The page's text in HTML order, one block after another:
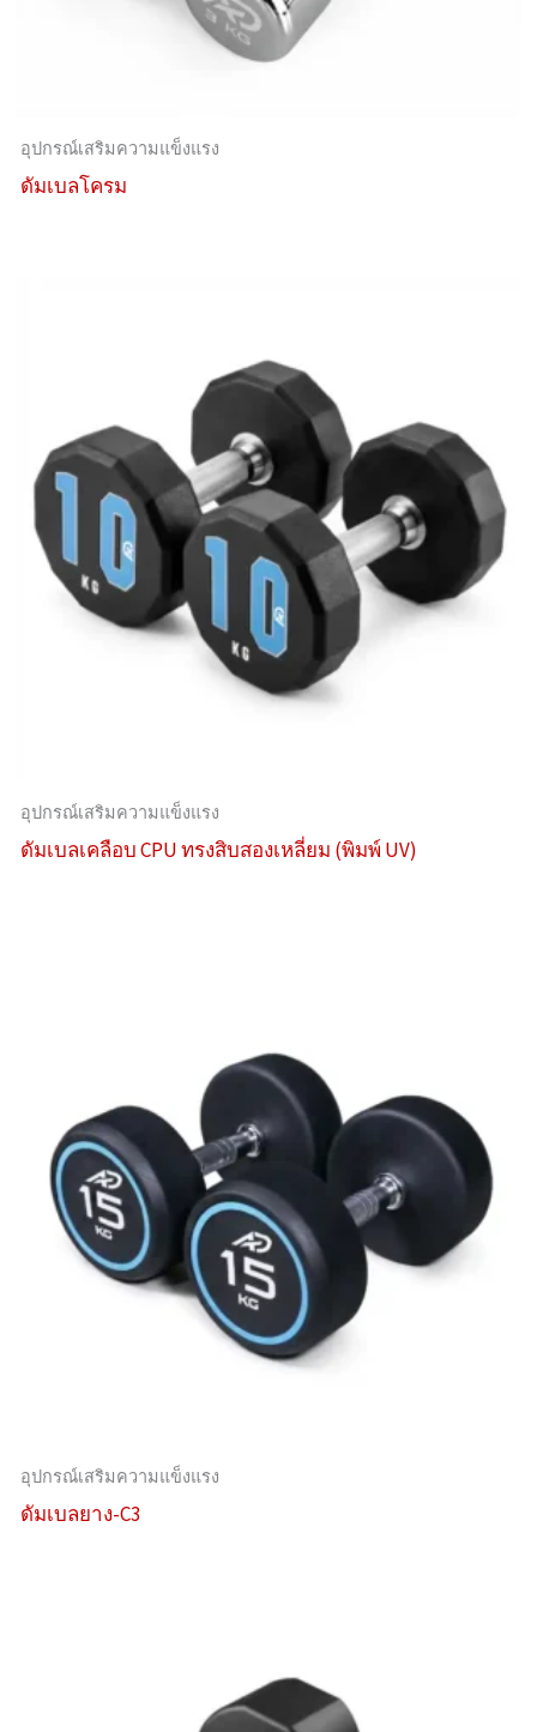
อุปกรณ์เสริมความแข็งแรง
ดัมเบลโครม
อุปกรณ์เสริมความแข็งแรง
ดัมเบลเคลือบ CPU ทรงสิบสองเหลี่ยม (พิมพ์ UV)
อุปกรณ์เสริมความแข็งแรง
ดัมเบลยาง-C3